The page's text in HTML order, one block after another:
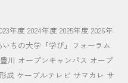
年度 2024年度 2025年度 2026年
いちの大学『学び』フォーラム
川 オープンキャンパス オープ
成 ケーブルテレビ サマカレ サ